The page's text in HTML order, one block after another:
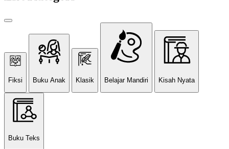
Fiksi Buku Anak Klasik Belajar Mandiri Kisah Nyata
Buku Teks